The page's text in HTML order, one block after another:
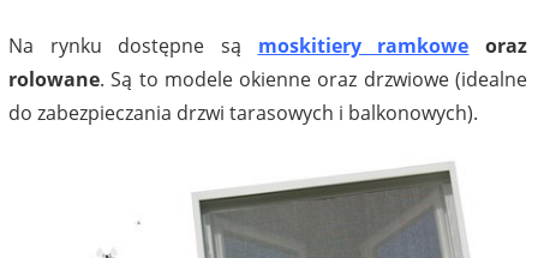
Na rynku dostępne są moskitiery ramkowe oraz
rolowane. Są to modele okienne oraz drzwiowe (idealne
do zabezpieczania drzwi tarasowych i balkonowych).